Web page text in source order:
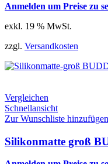
Anmelden um Preise zu
exkl. 19 % MwSt.
zzgl. Versandkosten
Vergleichen
Schnellansicht
Zur Wunschliste hinzufügen
Silikonmatte groß